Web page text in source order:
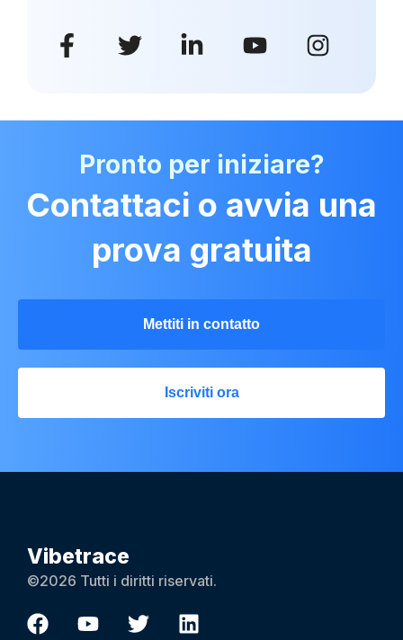
Pronto per iniziare?
Contattaci o avvia una
prova gratuita
Mettiti in contatto
Iscriviti ora
Vibetrace
©2026 Tutti i diritti riservati.